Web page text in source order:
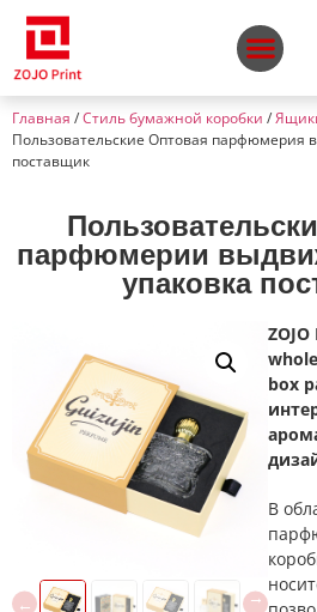
Главная /Стиль бумажной коробки /
Пользовательские Оптовая парфюмерия
поставщик
парфюмерии
упаковка
box
В